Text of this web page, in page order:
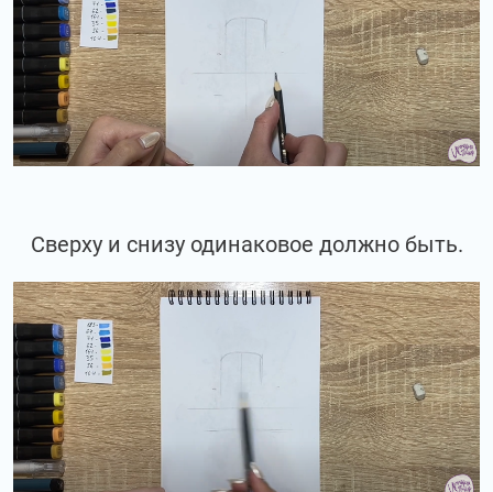
Сверху и снизу одинаковое должно быть.